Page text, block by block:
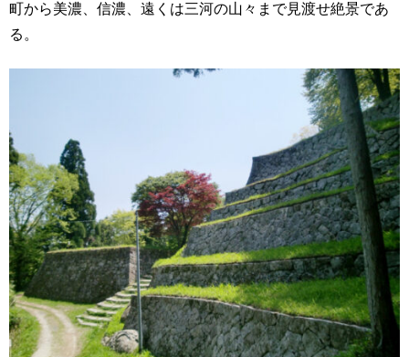
町から美濃、信濃、遠くは三河の山々まで見渡せ絶景であ
る。